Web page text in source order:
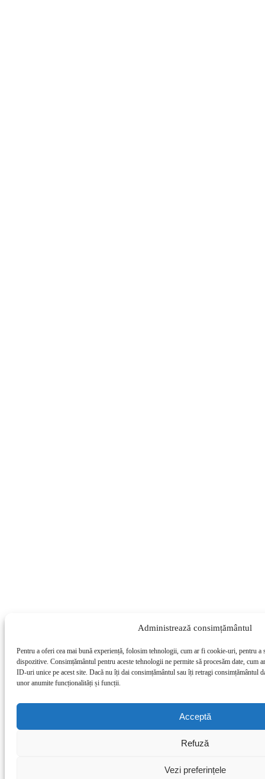
Administrează consimțământul
Pentru a oferi cea mai bună experiență, folosim tehnologii, cum ar fi cookie-uri, pentru a
dispozitive. Consimțământul pentru aceste tehnologii ne permite să procesăm date, cum
ID-uri unice pe acest site. Dacă nu îți dai consimțământul sau îți retragi consimțământul
unor anumite funcționalități și funcții.
Acceptă
Refuză
Vezi preferințele